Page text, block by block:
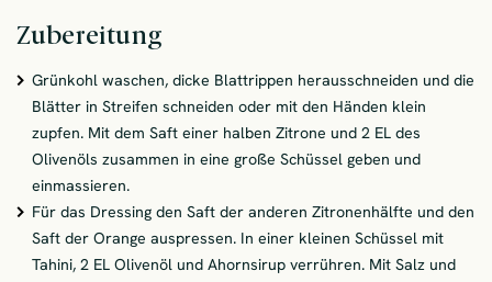
Zubereitung
Grünkohl waschen, dicke Blattrippen herausschneiden und die
Blätter in Streifen schneiden oder mit den Händen klein
zupfen. Mit dem Saft einer halben Zitrone und 2 EL des
Olivenöls zusammen in eine große Schüssel geben und
einmassieren.
Für das Dressing den Saft der anderen Zitronenhälfte und den
Saft der Orange auspressen. In einer kleinen Schüssel mit
Tahini, 2 EL Olivenöl und Ahornsirup verrühren. Mit Salz und